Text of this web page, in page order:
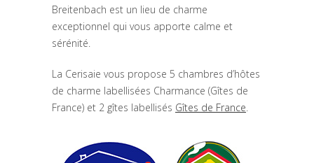
Breitenbach est un lieu de charme
exceptionnel qui vous apporte calme et
sérénité.
La Cerisaie vous propose 5 chambres d’hôtes
de charme labellisées Charmance (Gîtes de
France) et 2 gîtes labellisés Gîtes de France.